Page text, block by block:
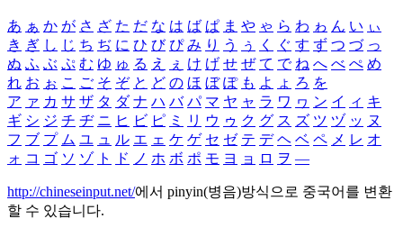
あ ぁ か が さ ざ た だ な は ば ぱ ま や ゃ ら わ ゎ ん い ぃ
き ぎ し じ ち ぢ に ひ び ぴ み り う ぅ く ぐ す ず つ づ っ
ぬ ふ ぶ ぷ む ゆ ゅ る え ぇ け げ せ ぜ て で ね へ べ ぺ め
れ お ぉ こ ご そ ぞ と ど の ほ ぼ ぽ も よ ょ ろ を
ア ァ カ サ ザ タ ダ ナ ハ バ パ マ ヤ ャ ラ ワ ヮ ン イ ィ キ
ギ シ ジ チ ヂ ニ ヒ ビ ピ ミ リ ウ ゥ ク グ ス ズ ツ ヅ ッ ヌ
フ ブ プ ム ユ ュ ル エ ェ ケ ゲ セ ゼ テ デ ヘ ベ ペ メ レ オ
ォ コ ゴ ソ ゾ ト ド ノ ホ ボ ポ モ ヨ ョ ロ ヲ ―
http://chineseinput.net/에서 pinyin(병음)방식으로 중국어를 변환
할 수 있습니다.